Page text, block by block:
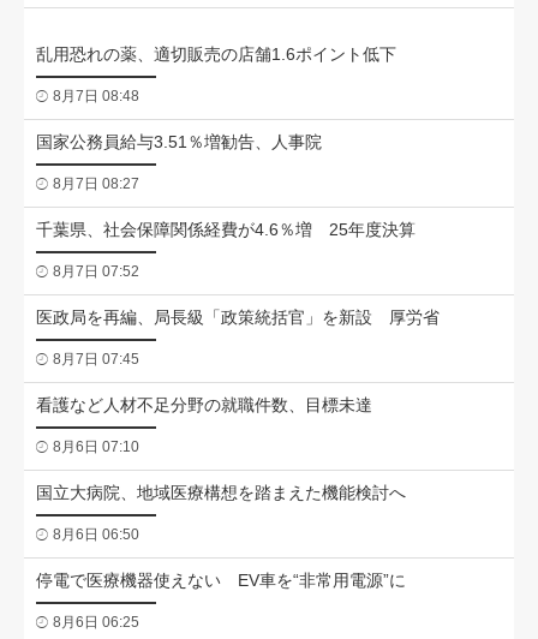
乱用恐れの薬、適切販売の店舗1.6ポイント低下
8月7日 08:48
国家公務員給与3.51％増勧告、人事院
8月7日 08:27
千葉県、社会保障関係経費が4.6％増 25年度決算
8月7日 07:52
医政局を再編、局長級「政策統括官」を新設 厚労省
8月7日 07:45
看護など人材不足分野の就職件数、目標未達
8月6日 07:10
国立大病院、地域医療構想を踏まえた機能検討へ
8月6日 06:50
停電で医療機器使えない EV車を“非常用電源”に
8月6日 06:25